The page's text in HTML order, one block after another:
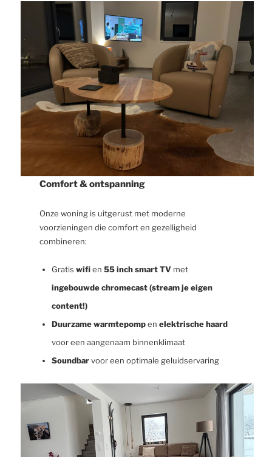
Comfort & ontspanning
Onze woning is uitgerust met moderne
voorzieningen die comfort en gezelligheid
combineren:
Gratis wifien 55 inch smart TV met
ingebouwde chromecast (stream je eigen
content!)
Duurzame warmtepompen elektrische haard
voor een aangenaam binnenklimaat
Soundbarvoor een optimale geluidservaring